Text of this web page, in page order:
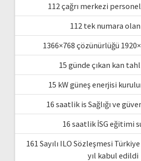
112 çağrı merkezi personel
112 tek numara
1366×768 çözünürlüğü
15 günde çıkan kan
15 kW güneş enerjisi
16 saatlik is Sağlığı ve
16 saatlik İSG eğitimi
161 Sayılı ILO Sözleşmesi
yıl kabul edildi